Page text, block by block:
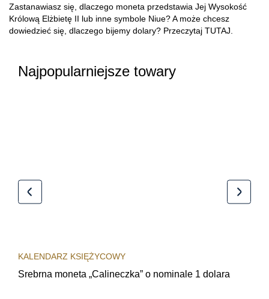
Zastanawiasz się, dlaczego moneta przedstawia Jej Wysokość
Królową Elżbietę II lub inne symbole Niue? A może chcesz
dowiedzieć się, dlaczego bijemy dolary? Przeczytaj TUTAJ
Najpopularniejsze towary
KALENDARZ KSIĘŻYCOWY
Srebrna moneta „Calineczka” o nominale 1 dolara